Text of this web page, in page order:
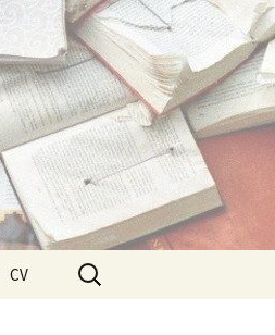
CV
Suchen
nach: